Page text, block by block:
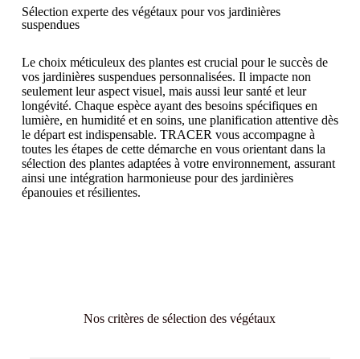
Sélection experte des végétaux pour vos jardinières
suspendues
Le choix méticuleux des plantes est crucial pour le succès de
vos jardinières suspendues personnalisées. Il impacte non
seulement leur aspect visuel, mais aussi leur santé et leur
longévité. Chaque espèce ayant des besoins spécifiques en
lumière, en humidité et en soins, une planification attentive dès
le départ est indispensable. TRACER vous accompagne à
toutes les étapes de cette démarche en vous orientant dans la
sélection des plantes adaptées à votre environnement, assurant
ainsi une intégration harmonieuse pour des jardinières
épanouies et résilientes.
Nos critères de sélection des végétaux